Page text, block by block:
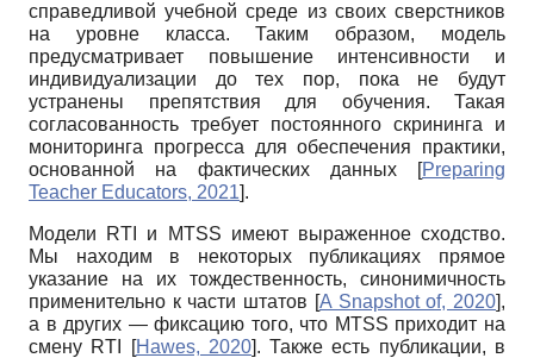
справедливой учебной среде из своих сверстников
на уровне класса. Таким образом, модель
предусматривает повышение интенсивности и
индивидуализации до тех пор, пока не будут
устранены препятствия для обучения. Такая
согласованность требует постоянного скрининга и
мониторинга прогресса для обеспечения практики,
основанной на фактических данных
[Preparing
Teacher Educators, 2021].
Модели RTI и MTSS имеют выраженное сходство.
Мы находим в некоторых публикациях прямое
указание на их тождественность, синонимичность
применительно к части штатов [A Snapshot of, 2020],
а в других — фиксацию того, что MTSS приходит на
смену RTI
[Hawes, 2020]. Также есть публикации, в